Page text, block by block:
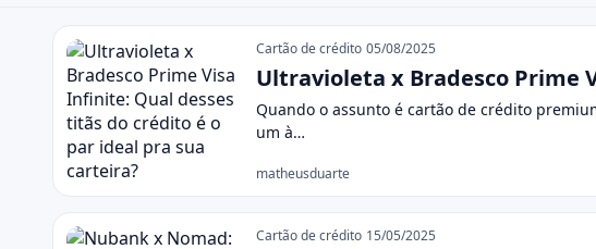
Pressione Enter para buscar ou ESC para fechar.
Nubank Cartão de crédito 05/08/2025
Ultravioleta x Bradesco Prime
Quando o assunto é cartão de crédito
um à…
matheusduarte
Cartão de crédito 15/05/2025